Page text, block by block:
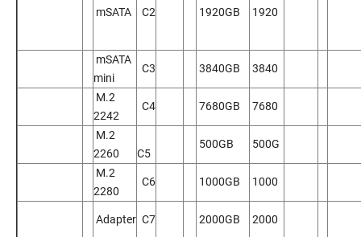
mSATA C2 1920GB 1920
mSATA
mini
C3 3840GB 3840
M.2
2242
C4 7680GB 7680
M.2
2260
C5
500GB 500G
M.2
2280
C6 1000GB 1000
Adapter C7 2000GB 2000